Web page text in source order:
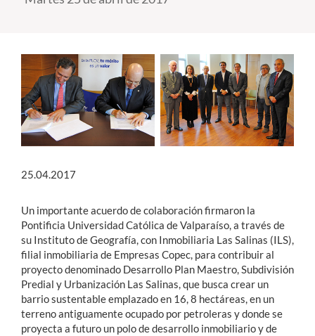
25.04.2017
Un importante acuerdo de colaboración firmaron la
Pontificia Universidad Católica de Valparaíso, a través de
su Instituto de Geografía, con Inmobiliaria Las Salinas (ILS),
filial inmobiliaria de Empresas Copec, para contribuir al
proyecto denominado Desarrollo Plan Maestro, Subdivisión
Predial y Urbanización Las Salinas, que busca crear un
barrio sustentable emplazado en 16, 8 hectáreas, en un
terreno antiguamente ocupado por petroleras y donde se
proyecta a futuro un polo de desarrollo inmobiliario y de